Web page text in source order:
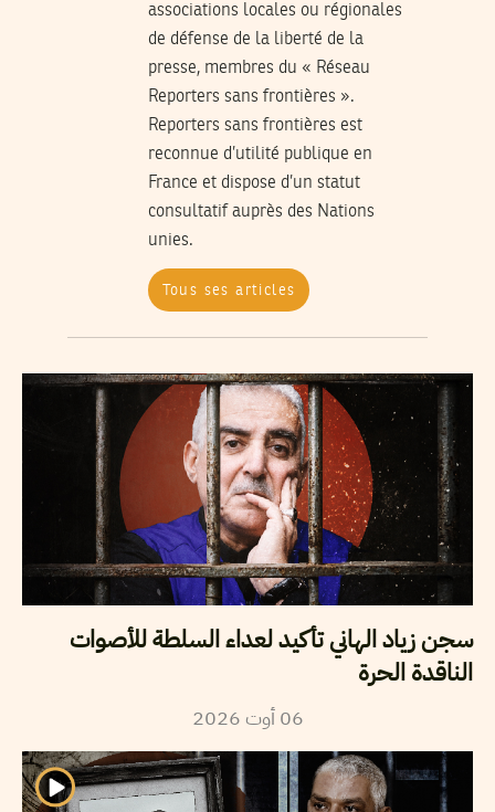
associations locales ou régionales
de défense de la liberté de la
presse, membres du « Réseau
Reporters sans frontières ».
Reporters sans frontières est
reconnue d’utilité publique en
France et dispose d’un statut
consultatif auprès des Nations
unies.
Tous ses articles
سجن زياد الهاني تأكيد لعداء السلطة للأصوات
الناقدة الحرة
06 أوت2026